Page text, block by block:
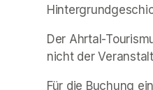
Der Ahrtal-
nicht der
Für die Buchung